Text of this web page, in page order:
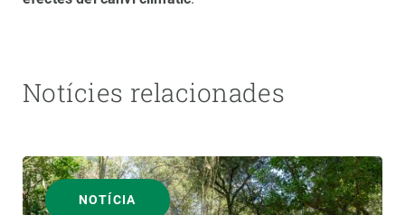
Notícies relacionades
NOTÍCIA